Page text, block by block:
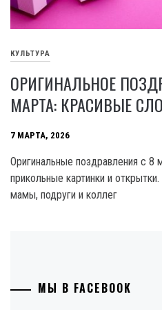
КУЛЬТУРА
ОРИГИНАЛЬНОЕ
МАРТА: КРАСИВЫЕ
7 МАРТА, 2026
Оригинальные поздравления с 8
прикольные картинки и
мамы, подруги и коллег
МЫ В FACEBOOK